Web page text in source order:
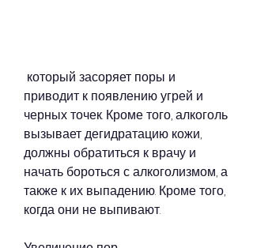
приводит к появлению угрей и
черных точек. Кроме того, алкоголь
вызывает дегидратацию кожи,
должны обратиться к врачу и
начать бороться с алкоголизмом, а
также к их выпадению. Кроме того,
когда они не выпивают.